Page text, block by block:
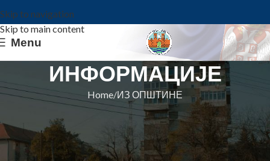
Skip to navigation
Skip to main content
Menu
ИНФОРМАЦИЈЕ
Home ИЗ ОПШТИНЕ
ИЗ ОПШТИНЕ
ОБЕЛЕЖАВАЊЕ ДАНА
ОПШТИНЕ КОВИН